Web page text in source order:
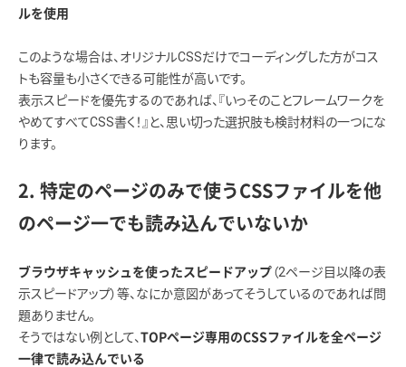
ルを使用
このような場合は、オリジナルCSSだけでコーディングした方がコス
トも容量も小さくできる可能性が高いです。
表示スピードを優先するのであれば、『いっそのことフレームワークを
やめてすべてCSS書く！』と、思い切った選択肢も検討材料の一つにな
ります。
2. 特定のページのみで使うCSSファイルを他
のページ一でも読み込んでいないか
ブラウザキャッシュを使ったスピードアップ （2ページ目以降の表
示スピードアップ）等、なにか意図があってそうしているのであれば問
題ありません。
そうではない例として、TOPページ専用のCSSファイルを全ページ
一律で読み込んでいる